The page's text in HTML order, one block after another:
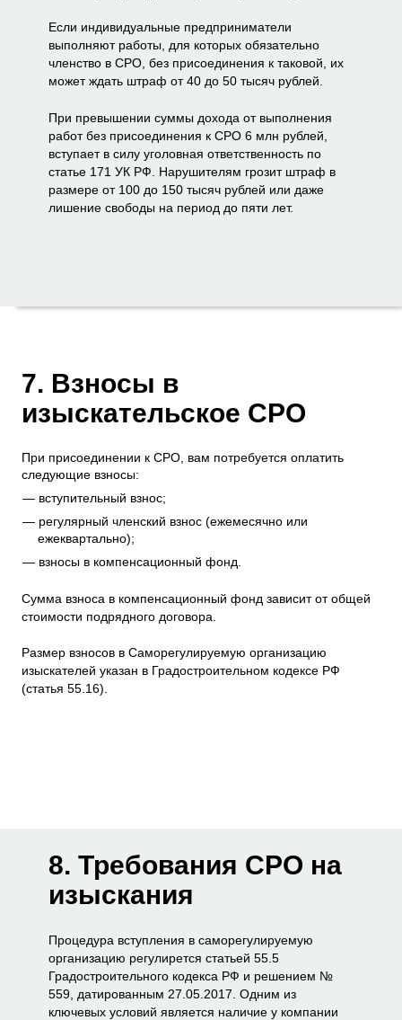
Если индивидуальные предприниматели
выполняют работы, для которых обязательно
членство в СРО, без присоединения к таковой, их
может ждать штраф от 40 до 50 тысяч рублей.
При превышении суммы дохода от выполнения
работ без присоединения к СРО 6 млн рублей,
вступает в силу уголовная ответственность по
статье 171 УК РФ. Нарушителям грозит штраф в
размере от 100 до 150 тысяч рублей или даже
лишение свободы на период до пяти лет.
7. Взносы в
изыскательское СРО
При присоединении к СРО, вам потребуется оплатить
следующие взносы:
вступительный взнос;
регулярный членский взнос (ежемесячно или
ежеквартально);
взносы в компенсационный фонд.
Сумма взноса в компенсационный фонд зависит от общей
стоимости подрядного договора.
Размер взносов в Саморегулируемую организацию
изыскателей указан в Градостроительном кодексе РФ
(статья 55.16).
8. Требования СРО на
изыскания
Процедура вступления в саморегулируемую
организацию регулирeтся статьей 55.5
Градостроительного кодекса РФ и решением №
559, датированным 27.05.2017. Одним из
ключевых условий является наличие у компании